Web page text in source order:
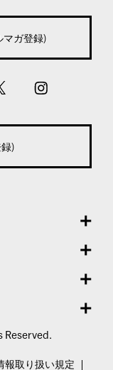
ガ登録)
)
Reserved.
報取り扱い規定